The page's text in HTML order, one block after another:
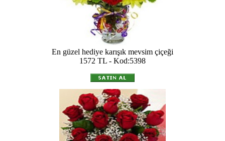
En güzel hediye karışık mevsim çiçeği
1572 TL - Kod:5398